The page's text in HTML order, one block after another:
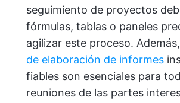
seguimiento de proyectos
fórmulas, tablas o paneles
agilizar este proceso. Además,
de elaboración de informes
fiables son esenciales para
reuniones de las partes